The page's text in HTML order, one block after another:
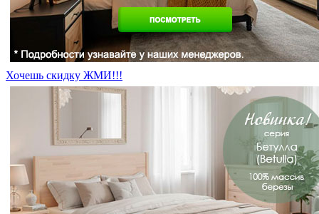
Хочешь скидку ЖМИ!!!